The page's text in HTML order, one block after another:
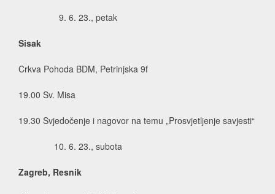
6. 23., petak
Sisak
Crkva Pohoda BDM, Petrinjska 9f
19.00 Sv. Misa
19.30 Svjedočenje i nagovor na temu „Prosvjetljenje savjesti“
6. 23., subota
Zagreb, Resnik